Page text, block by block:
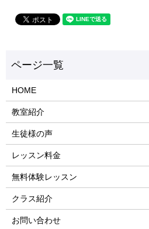
HOME
教室紹介
生徒様の声
レッスン料金
無料体験レッスン
クラス紹介
お問い合わせ